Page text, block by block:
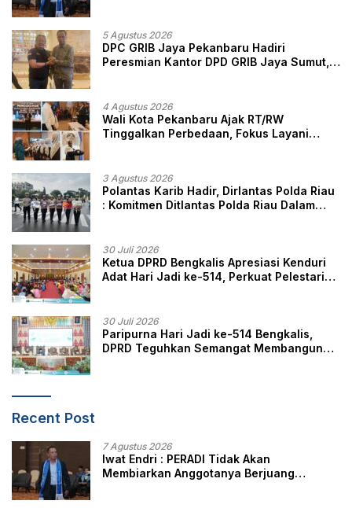
5 Agustus 2026
DPC GRIB Jaya Pekanbaru Hadiri
Peresmian Kantor DPD GRIB Jaya Sumut,
4 Agustus 2026
Wali Kota Pekanbaru Ajak RT/RW
Tinggalkan Perbedaan, Fokus Layani
3 Agustus 2026
Polantas Karib Hadir, Dirlantas Polda Riau
: Komitmen Ditlantas Polda Riau Dalam
30 Juli 2026
Ketua DPRD Bengkalis Apresiasi Kenduri
Adat Hari Jadi ke-514, Perkuat Pelestarian
30 Juli 2026
Paripurna Hari Jadi ke-514 Bengkalis,
DPRD Teguhkan Semangat Membangun
Recent Post
7 Agustus 2026
Iwat Endri : PERADI Tidak Akan
Membiarkan Anggotanya Berjuang